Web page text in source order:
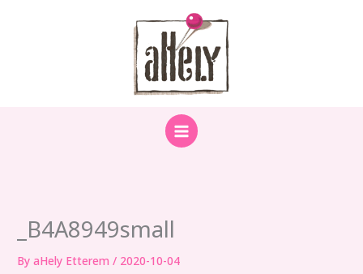
_B4A8949small
ByaHely Etterem/ 2020-10-04